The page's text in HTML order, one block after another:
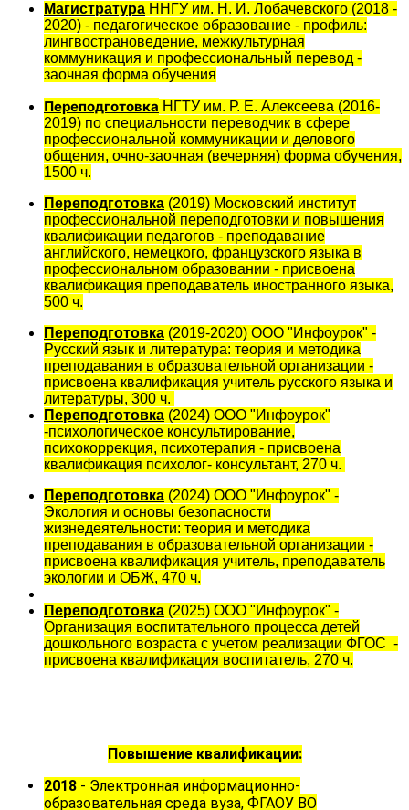
Магистратура ННГУ им. Н. И. Лобачевского (2018 -
2020) - педагогическое образование - профиль:
лингвострановедение, межкультурная
коммуникация и профессиональный перевод -
заочная форма обучения
Переподготовка НГТУ им. Р. Е. Алексеева (2016-
2019) по специальности переводчик в сфере
профессиональной коммуникации и делового
общения, очно-заочная (вечерняя) форма обучения,
1500 ч.
Переподготовка (2019) Московский институт
профессиональной переподготовки и повышения
квалификации педагогов - преподавание
английского, немецкого, французского языка в
профессиональном образовании - присвоена
квалификация преподаватель иностранного языка,
500 ч.
Переподготовка (2019-2020) ООО "Инфоурок" -
Русский язык и литература: теория и методика
преподавания в образовательной организации -
присвоена квалификация учитель русского языка и
литературы, 300 ч.
Переподготовка (2024) ООО "Инфоурок"
-психологическое консультирование,
психокоррекция, психотерапия - присвоена
квалификация психолог- консультант, 270 ч.
Переподготовка (2024) ООО "Инфоурок" -
Экология и основы безопасности
жизнедеятельности: теория и методика
преподавания в образовательной организации -
присвоена квалификация учитель, преподаватель
экологии и ОБЖ, 470 ч.
Переподготовка (2025) ООО "Инфоурок" -
Организация воспитательного процесса детей
дошкольного возраста с учетом реализации ФГОС -
присвоена квалификация воспитатель, 270 ч.
Повышение квалификации:
2018 - Электронная информационно-
образовательная среда вуза, ФГАОУ ВО